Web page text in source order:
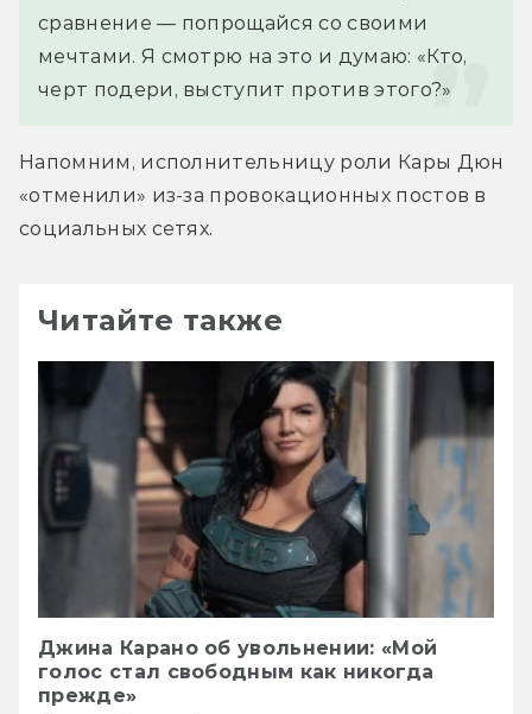
сравнение — попрощайся со своими
мечтами. Я смотрю на это и думаю: «Кто,
черт подери, выступит против этого?»
Напомним, исполнительницу роли Кары Дюн
«отменили» из-за провокационных постов в
социальных сетях.
Читайте также
Джина Карано об увольнении: «Мой
голос стал свободным как никогда
прежде»